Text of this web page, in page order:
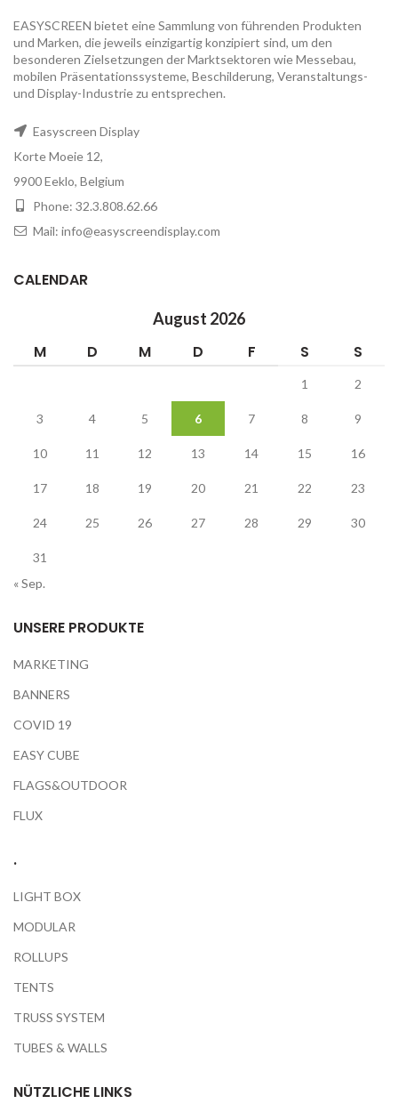
EASYSCREEN bietet eine Sammlung von führenden Produkten
und Marken, die jeweils einzigartig konzipiert sind, um den
besonderen Zielsetzungen der Marktsektoren wie Messebau,
mobilen Präsentationssysteme, Beschilderung, Veranstaltungs-
und Display-Industrie zu entsprechen.
Easyscreen Display
Korte Moeie 12,
9900 Eeklo, Belgium
Phone: 32.3.808.62.66
Mail: info@easyscreendisplay.com
CALENDAR
August 2026
M D M D F S S
1 2
3 4 5 6 7 8 9
10 11 12 13 14 15 16
17 18 19 20 21 22 23
24 25 26 27 28 29 30
31
« Sep.
UNSERE PRODUKTE
MARKETING
BANNERS
COVID 19
EASY CUBE
FLAGS&OUTDOOR
FLUX
.
LIGHT BOX
MODULAR
ROLLUPS
TENTS
TRUSS SYSTEM
TUBES & WALLS
NÜTZLICHE LINKS